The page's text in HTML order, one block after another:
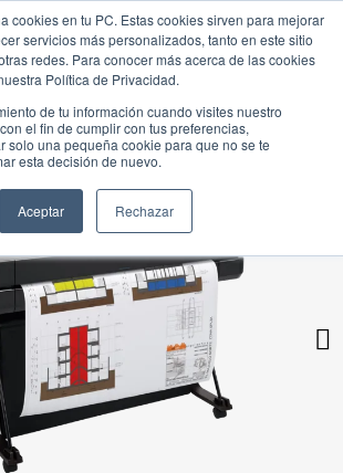
cookies en tu PC. Estas cookies sirven para mejorar
servicios más personalizados, tanto en este sitio
redes. Para conocer más acerca de las cookies
Política de Privacidad.
de tu información cuando visites nuestro
el fin de cumplir con tus preferencias,
solo una pequeña cookie para que no se te
esta decisión de nuevo.
Aceptar Rechazar